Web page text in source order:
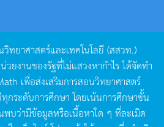
ทยาศาสตร์และเทคโนโลยี (สสวท.)
วยงานของรัฐที่ไม่แสวงหากำไรได้จัดทำ
เพื่อส่งเสริมการสอนวิทยาศาสตร์
กระดับการศึกษา โดยเน้นการศึกษาขั้น
บว่ามีข้อมูลหรือเนื้อหาใด ๆ ที่ละเมิด